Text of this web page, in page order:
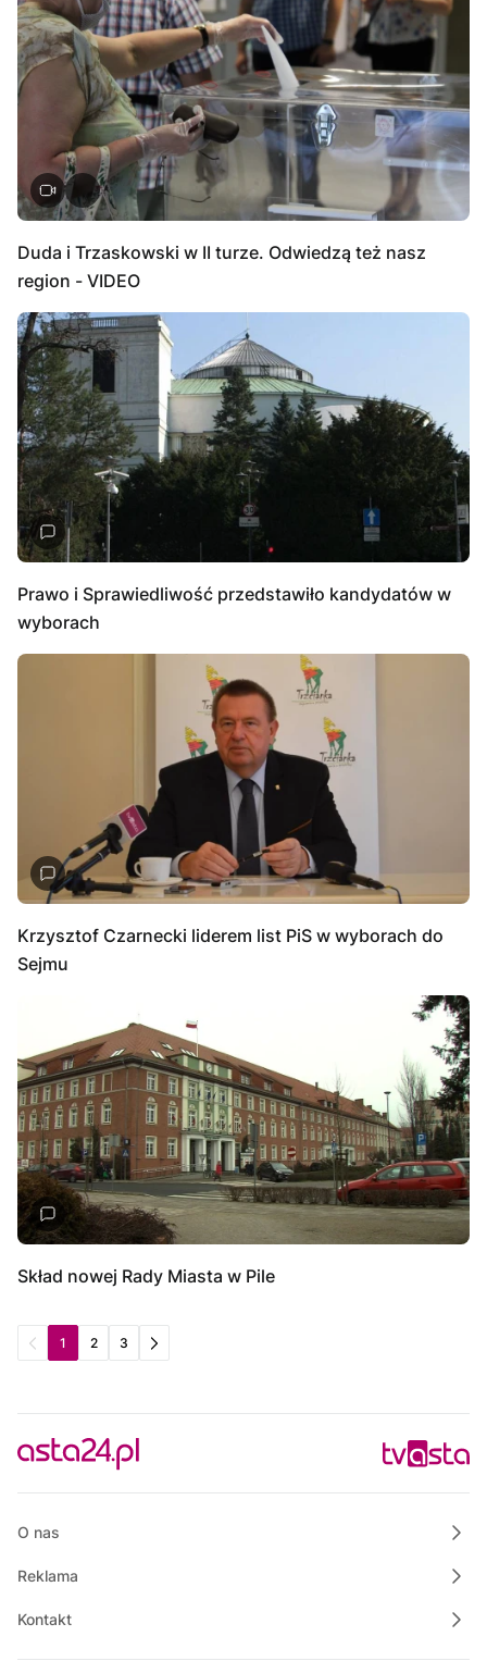
Duda i Trzaskowski w II turze. Odwiedzą też nasz
region - VIDEO
Prawo i Sprawiedliwość przedstawiło kandydatów w
wyborach
Krzysztof Czarnecki liderem list PiS w wyborach do
Sejmu
Skład nowej Rady Miasta w Pile
1 2 3
O nas
Reklama
Kontakt